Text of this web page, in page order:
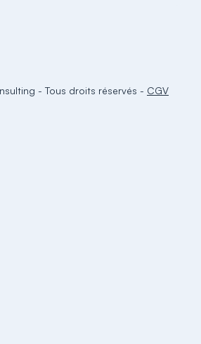
- Tous droits réservés - CGV